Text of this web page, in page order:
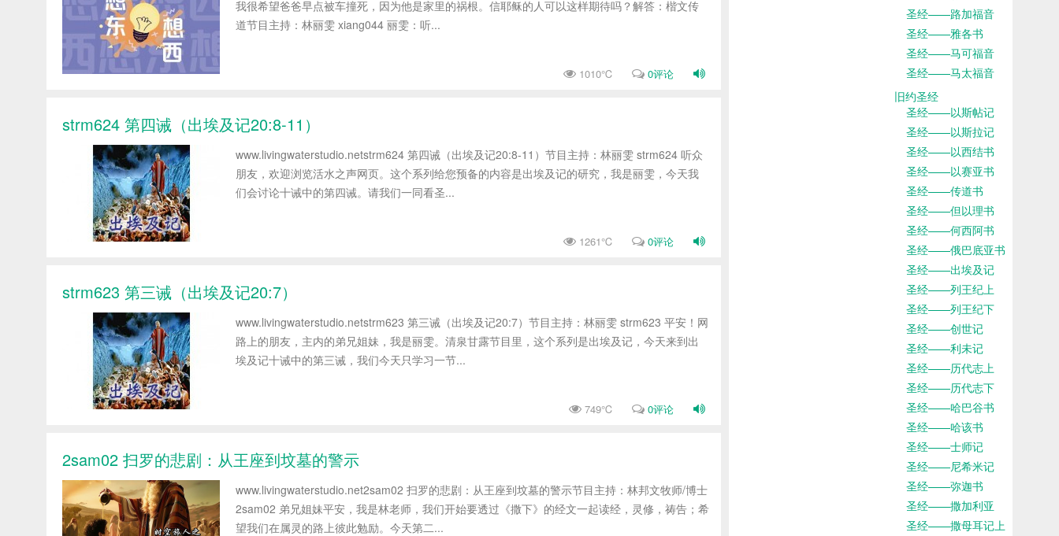
我很希望爸爸早点被车撞死，因为他是家里的祸根。信耶稣的人可以这样期待吗？解答：楷文传
道节目主持：林丽雯 xiang044 丽雯：听...
1010℃ 0评论
strm624 第四诫（出埃及记20:8-11）
www.livingwaterstudio.netstrm624 第四诫（出埃及记20:8-11）节目主持：林丽雯 strm624 听众
朋友，欢迎浏览活水之声网页。这个系列给您预备的内容是出埃及记的研究，我是丽雯，今天我
们会讨论十诫中的第四诫。请我们一同看圣...
1261℃ 0评论
strm623 第三诫（出埃及记20:7）
www.livingwaterstudio.netstrm623 第三诫（出埃及记20:7）节目主持：林丽雯 strm623 平安！网
路上的朋友，主内的弟兄姐妹，我是丽雯。清泉甘露节目里，这个系列是出埃及记，今天来到出
埃及记十诫中的第三诫，我们今天只学习一节...
749℃ 0评论
2sam02 扫罗的悲剧：从王座到坟墓的警示
www.livingwaterstudio.net2sam02 扫罗的悲剧：从王座到坟墓的警示节目主持：林邦文牧师/博士
2sam02 弟兄姐妹平安，我是林老师，我们开始要透过《撒下》的经文一起读经，灵修，祷告；希
望我们在属灵的路上彼此勉励。今天第二...
圣经——路加福音
圣经——雅各书
圣经——马可福音
圣经——马太福音
旧约圣经
圣经——以斯帖记
圣经——以斯拉记
圣经——以西结书
圣经——以赛亚书
圣经——传道书
圣经——但以理书
圣经——何西阿书
圣经——俄巴底亚书
圣经——出埃及记
圣经——列王纪上
圣经——列王纪下
圣经——创世记
圣经——利未记
圣经——历代志上
圣经——历代志下
圣经——哈巴谷书
圣经——哈该书
圣经——士师记
圣经——尼希米记
圣经——弥迦书
圣经——撒加利亚
圣经——撒母耳记上